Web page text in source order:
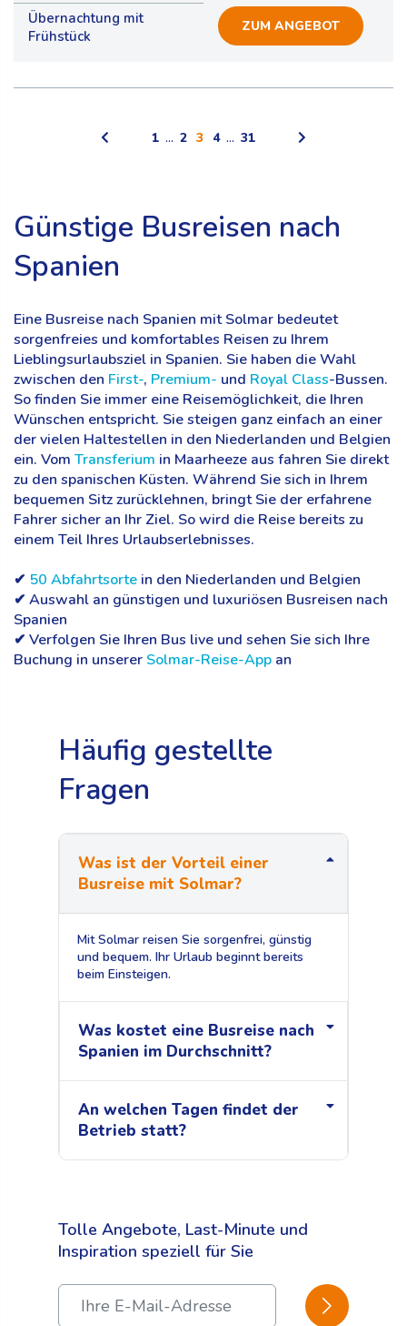
Übernachtung mit
Frühstück
ZUM ANGEBOT
1 ... 2 3 4 ... 31
Günstige Busreisen nach
Spanien
Eine Busreise nach Spanien mit Solmar bedeutet
sorgenfreies und komfortables Reisen zu Ihrem
Lieblingsurlaubsziel in Spanien. Sie haben die Wahl
zwischen den First-, Premium- und Royal Class-Bussen.
So finden Sie immer eine Reisemöglichkeit, die Ihren
Wünschen entspricht. Sie steigen ganz einfach an einer
der vielen Haltestellen in den Niederlanden und Belgien
ein. Vom Transferium in Maarheeze aus fahren Sie direkt
zu den spanischen Küsten. Während Sie sich in Ihrem
bequemen Sitz zurücklehnen, bringt Sie der erfahrene
Fahrer sicher an Ihr Ziel. So wird die Reise bereits zu
einem Teil Ihres Urlaubserlebnisses.
✔ 50 Abfahrtsorte in den Niederlanden und Belgien
✔ Auswahl an günstigen und luxuriösen Busreisen nach
Spanien
✔ Verfolgen Sie Ihren Bus live und sehen Sie sich Ihre
Buchung in unserer Solmar-Reise-App an
Häufig gestellte
Fragen
Was ist der Vorteil einer
Busreise mit Solmar?
Mit Solmar reisen Sie sorgenfrei, günstig
und bequem. Ihr Urlaub beginnt bereits
beim Einsteigen.
Was kostet eine Busreise nach
Spanien im Durchschnitt?
An welchen Tagen findet der
Betrieb statt?
Tolle Angebote, Last-Minute und
Inspiration speziell für Sie
BESTÄTIGEN